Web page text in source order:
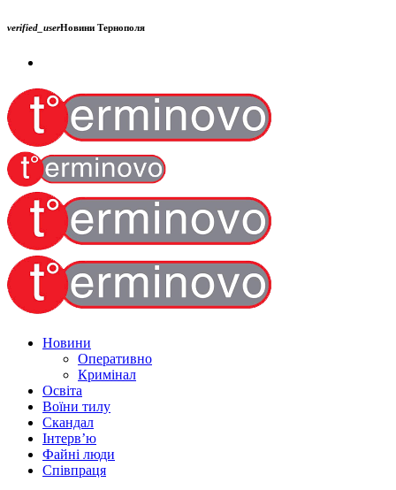
verified_userНовини Тернополя
Новини
Оперативно
Кримінал
Освіта
Воїни тилу
Скандал
Інтерв’ю
Файні люди
Співпраця